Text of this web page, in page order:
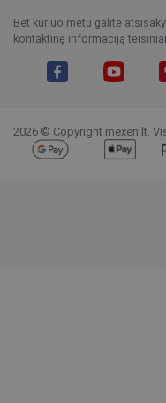
Bet kuriuo metu galite
kontaktinę informaciją
2026 © Copyright mexen.lt.